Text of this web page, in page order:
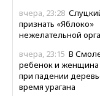
вчера, 23:28
признать «Яблоко»
нежелательной
вчера, 23:15 В
ребенок и женщина
при падении
время урагана